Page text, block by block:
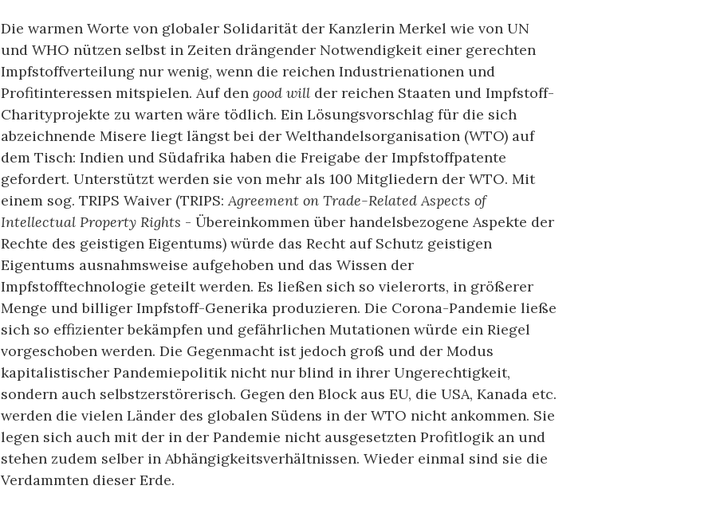
Die warmen Worte von globaler Solidarität der Kanzlerin Merkel wie von UN
und WHO nützen selbst in Zeiten drängender Notwendigkeit einer gerechten
Impfstoffverteilung nur wenig, wenn die reichen Industrienationen und
Profitinteressen mitspielen. Auf dengood will der reichen Staaten und Impfstoff-
Charityprojekte zu warten wäre tödlich. Ein Lösungsvorschlag für die sich
abzeichnende Misere liegt längst bei der Welthandelsorganisation (WTO) auf
dem Tisch: Indien und Südafrika haben die Freigabe der Impfstoffpatente
gefordert. Unterstützt werden sie von mehr als 100 Mitgliedern der WTO. Mit
einem sog. TRIPS Waiver (TRIPS:Agreement on Trade-Related Aspects of
Intellectual Property Rights - Übereinkommen über handelsbezogene Aspekte der
Rechte des geistigen Eigentums) würde das Recht auf Schutz geistigen
Eigentums ausnahmsweise aufgehoben und das Wissen der
Impfstofftechnologie geteilt werden. Es ließen sich so vielerorts, in größerer
Menge und billiger Impfstoff-Generika produzieren. Die Corona-Pandemie ließe
sich so effizienter bekämpfen und gefährlichen Mutationen würde ein Riegel
vorgeschoben werden. Die Gegenmacht ist jedoch groß und der Modus
kapitalistischer Pandemiepolitik nicht nur blind in ihrer Ungerechtigkeit,
sondern auch selbstzerstörerisch. Gegen den Block aus EU, die USA, Kanada etc.
werden die vielen Länder des globalen Südens in der WTO nicht ankommen. Sie
legen sich auch mit der in der Pandemie nicht ausgesetzten Profitlogik an und
stehen zudem selber in Abhängigkeitsverhältnissen. Wieder einmal sind sie die
Verdammten dieser Erde.